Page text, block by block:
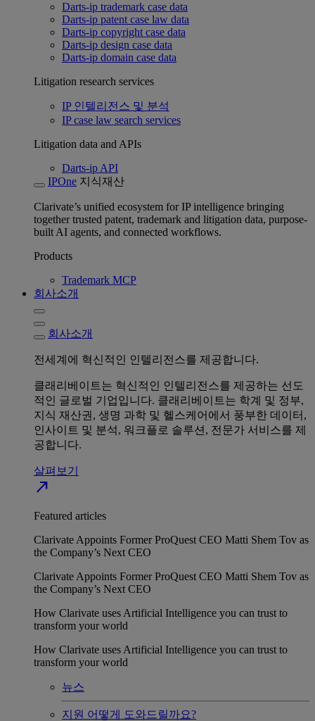
Darts-ip trademark case data
Darts-ip patent case law data
Darts-ip copyright case data
Darts-ip design case data
Darts-ip domain case data
Litigation research services
IP 인텔리전스 및 분석
IP case law search services
Litigation data and APIs
Darts-ip API
IPOne 지식재산
Clarivate’s unified ecosystem for IP intelligence bringing
together trusted patent, trademark and litigation data, purpose-
built AI agents, and connected workflows.
Products
Trademark MCP
회사소개
회사소개
전세계에 혁신적인 인텔리전스를 제공합니다.
클래리베이트는 혁신적인 인텔리전스를 제공하는 선도
적인 글로벌 기업입니다. 클래리베이트는 학계 및 정부,
지식 재산권, 생명 과학 및 헬스케어에서 풍부한 데이터,
인사이트 및 분석, 워크플로 솔루션, 전문가 서비스를 제
공합니다.
살펴보기
north_east
Featured articles
Clarivate Appoints Former ProQuest CEO Matti Shem Tov as
the Company’s Next CEO
Clarivate Appoints Former ProQuest CEO Matti Shem Tov as
the Company’s Next CEO
How Clarivate uses Artificial Intelligence you can trust to
transform your world
How Clarivate uses Artificial Intelligence you can trust to
transform your world
뉴스
지원 어떻게 도와드릴까요?